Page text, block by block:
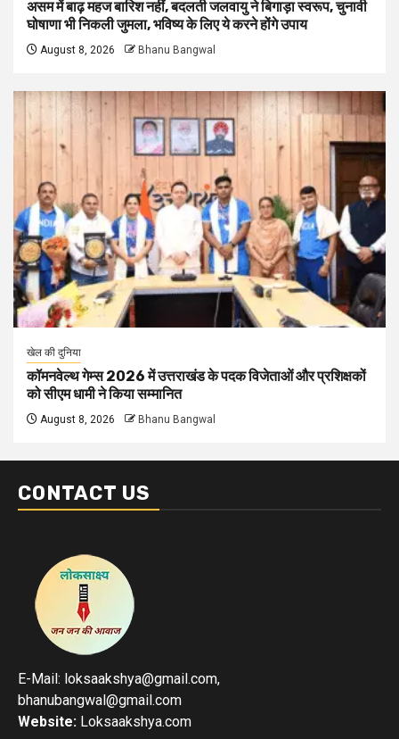
असम में बाढ़ महज बारिश नहीं, बदलती जलवायु ने बिगाड़ा स्वरूप, चुनावी
घोषाणा भी निकली जुमला, भविष्य के लिए ये करने होंगे उपाय
August 8, 2026 Bhanu Bangwal
खेल की दुनिया
कॉमनवेल्थ गेम्स 2026 में उत्तराखंड के पदक विजेताओं और प्रशिक्षकों
को सीएम धामी ने किया सम्मानित
August 8, 2026 Bhanu Bangwal
CONTACT US
E-Mail: loksaakshya@gmail.com,
bhanubangwal@gmail.com
Website: Loksaakshya.com